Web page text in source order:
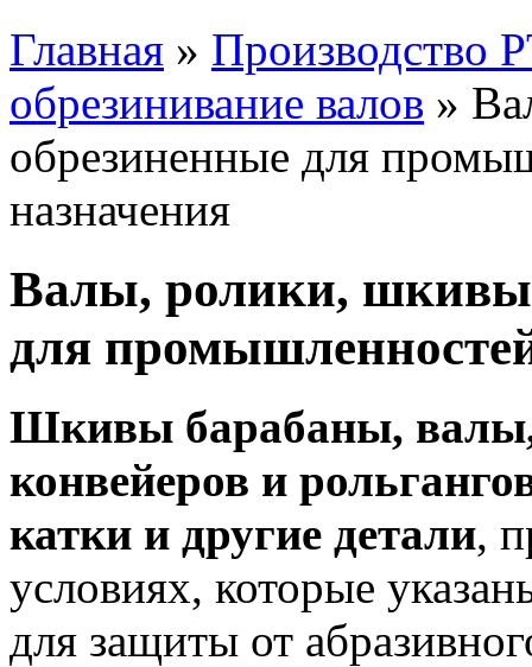
Главная » Производство
обрезинивание валов »
обрезиненные для
назначения
Валы, ролики, шкивы
для
Шкивы барабаны,
конвейеров и
катки и другие детали,
условиях, которые
для защиты от